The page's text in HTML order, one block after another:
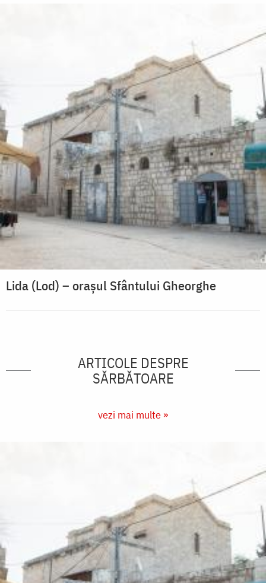
Lida (Lod) – orașul Sfântului Gheorghe
ARTICOLE DESPRE
SĂRBĂTOARE
vezi mai multe »